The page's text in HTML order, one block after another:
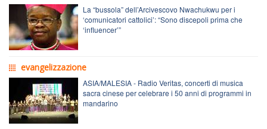
La “bussola” dell’Arcivescovo Nwachukwu per i
‘comunicatori cattolici’: “Sono discepoli prima che
‘influencer’”
evangelizzazione
ASIA/MALESIA - Radio Veritas, concerti di musica
sacra cinese per celebrare i 50 anni di programmi in
mandarino